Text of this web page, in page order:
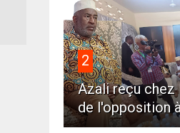
2
Azali reçu chez
de l'opposition